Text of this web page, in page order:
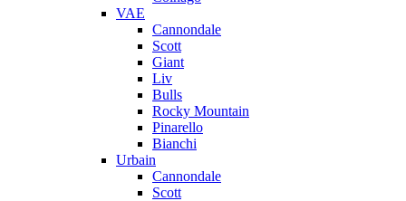
VAE
Cannondale
Scott
Giant
Liv
Bulls
Rocky Mountain
Pinarello
Bianchi
Urbain
Cannondale
Scott